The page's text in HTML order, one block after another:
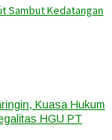
Sambut Kedatangan
Kuasa Hukum
HGU PT